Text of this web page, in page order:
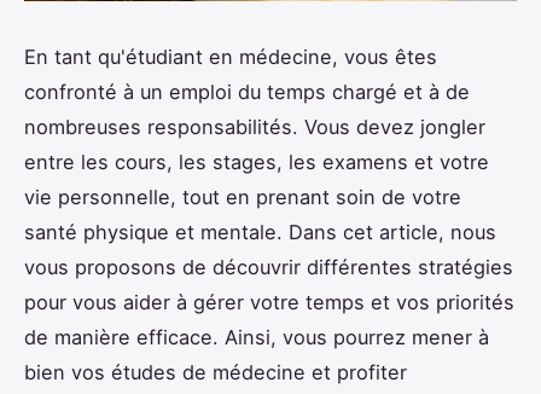
En tant qu'étudiant en médecine, vous êtes
confronté à un emploi du temps chargé et à de
nombreuses responsabilités. Vous devez jongler
entre les cours, les stages, les examens et votre
vie personnelle, tout en prenant soin de votre
santé physique et mentale. Dans cet article, nous
vous proposons de découvrir différentes stratégies
pour vous aider à gérer votre temps et vos priorités
de manière efficace. Ainsi, vous pourrez mener à
bien vos études de médecine et profiter